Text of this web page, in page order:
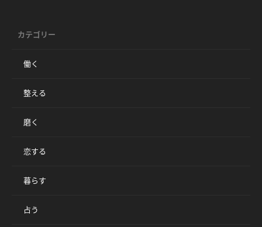
カテゴリー
働く
整える
磨く
恋する
暮らす
占う